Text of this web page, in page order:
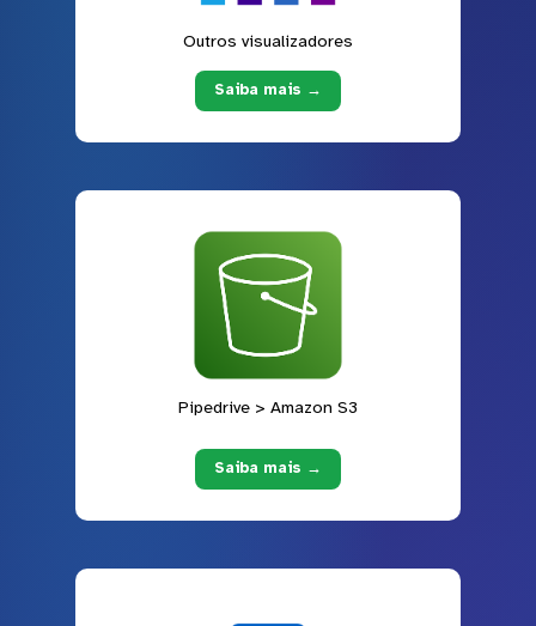
Outros visualizadores
Saiba mais →
Pipedrive > Amazon S3
Saiba mais →